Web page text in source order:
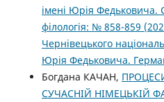
імені Юрія Федьковича.
філологія: № 858-859
Чернівецького
Юрія Федьковича.
Богдана КАЧАН,
СУЧАСНІЙ НІМЕЦЬКІЙ